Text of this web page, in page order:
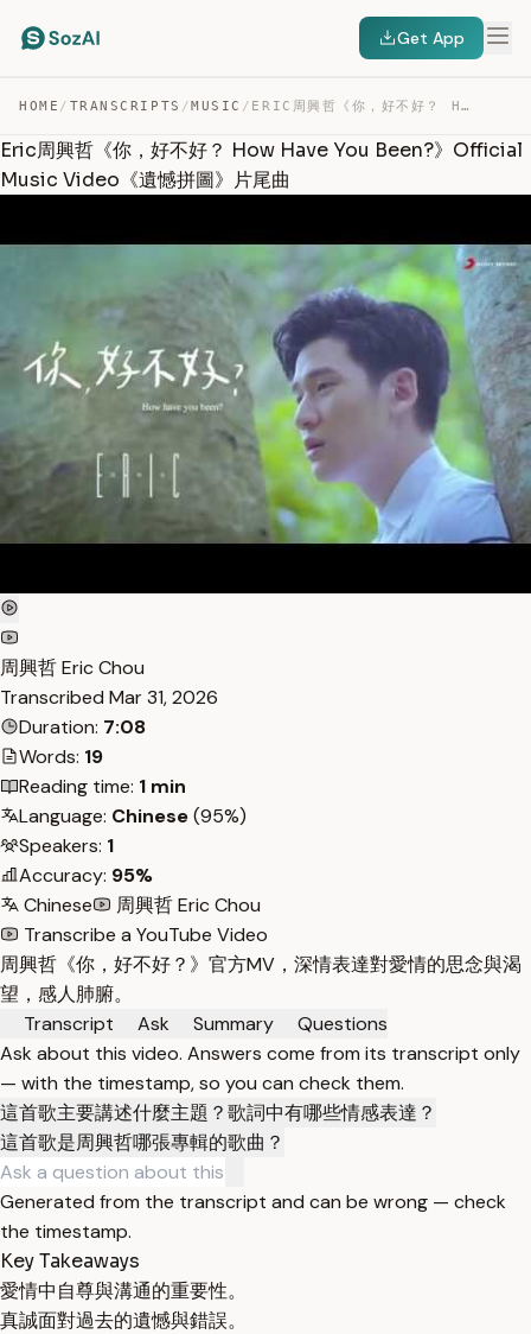
Get App
HOME / TRANSCRIPTS /MUSIC / ERIC周興哲《你，好不好？ HOW HAVE YOU BEEN?》OFFICIAL MUSIC VIDEO《… — TRANSCRIPT
Eric周興哲《你，好不好？ How Have You Been?》Official
Music Video《遺憾拼圖》片尾曲
周興哲 Eric Chou
Transcribed Mar 31, 2026
Duration: 7:08
Words: 19
Reading time: 1 min
Language: Chinese(95%)
Speakers: 1
Accuracy: 95%
Chinese
周興哲 Eric Chou
Transcribe a YouTube Video
周興哲《你，好不好？》官方MV，深情表達對愛情的思念與渴
望，感人肺腑。
Transcript
Ask Summary
Questions
Ask about this video. Answers come from its transcript only
— with the timestamp, so you can check them.
這首歌主要講述什麼主題？歌詞中有哪些情感表達？
這首歌是周興哲哪張專輯的歌曲？
Generated from the transcript and can be wrong — check
the timestamp.
Key Takeaways
愛情中自尊與溝通的重要性。
真誠面對過去的遺憾與錯誤。